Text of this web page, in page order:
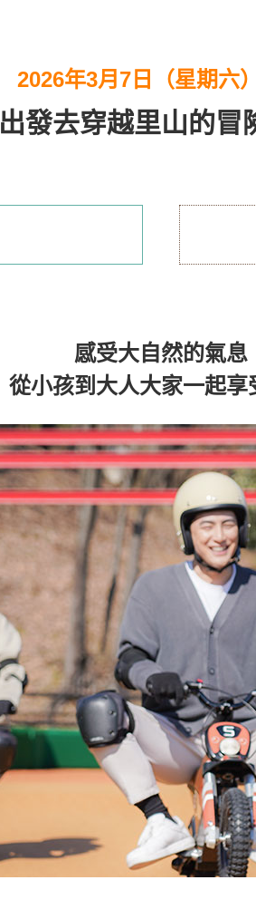
森林空中漫步（滑索）
茂木卡
駕校・駕駛會 4輪
你好大自
2026年3月7日（星期六
出發去穿越里山的冒
感受大自然的氣息
從小孩到大人大家一起享